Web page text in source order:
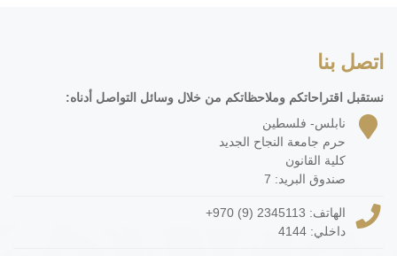
اتصل بنا
نستقبل اقتراحاتكم وملاحظاتكم من خلال وسائل التواصل أدناه:
نابلس- فلسطين
حرم جامعة النجاح الجديد
كلية القانون
صندوق البريد: 7
الهاتف: +970 (9) 2345113
داخلي: 4144